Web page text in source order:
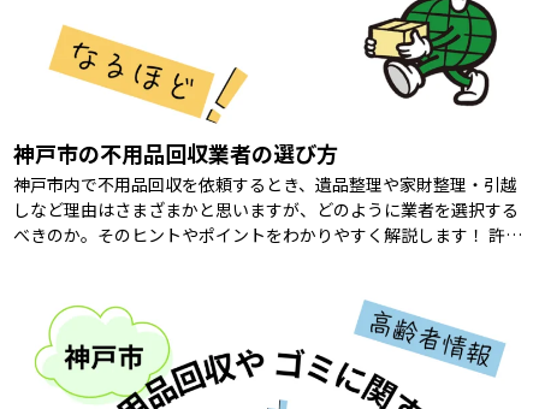
神戸市の不用品回収業者の選び方
神戸市内で不用品回収を依頼するとき、遺品整理や家財整理・引越
しなど理由はさまざまかと思いますが、どのように業者を選択する
べきのか。そのヒントやポイントをわかりやすく解説します！ 許可